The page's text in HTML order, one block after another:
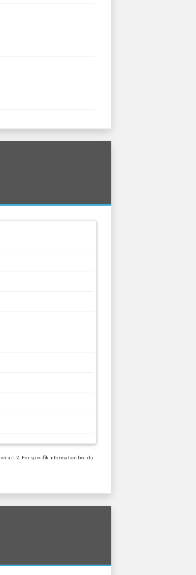
att få. För specifik information bör du